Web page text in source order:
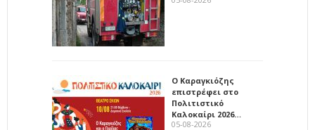
Ο Καραγκιόζης
επιστρέφει στο
Πολιτιστικό
Καλοκαίρι 2026…
05-08-2026